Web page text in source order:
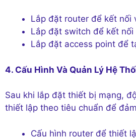
Lắp đặt router để kết nối
Lắp đặt switch để kết
Lắp đặt access point để
4. Cấu Hình Và Quản Lý Hệ
Sau khi lắp đặt thiết bị mạng,
thiết lập theo tiêu chuẩn để
Cấu hình router để thiết